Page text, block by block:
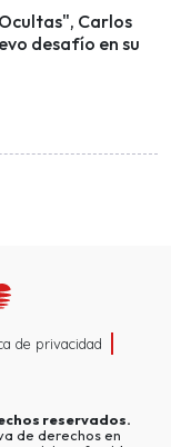
Carlos
desafío en su
de privacidad
reservados.
de derechos en